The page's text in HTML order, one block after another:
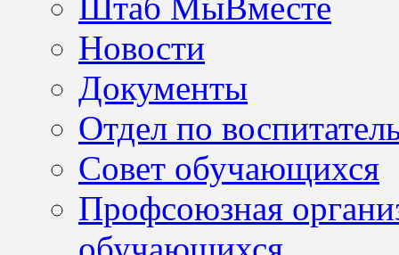
Штаб МыВместе
Новости
Документы
Отдел по
Совет обучающихся
Профсоюзная